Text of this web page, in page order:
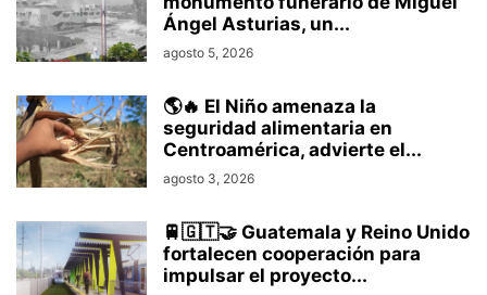
Ángel Asturias, un...
agosto 5, 2026
🌎🔥 El Niño amenaza la
seguridad alimentaria en
Centroamérica, advierte el...
agosto 3, 2026
🚆🇬🇹🤝 Guatemala y Reino Unido
fortalecen cooperación para
impulsar el proyecto...